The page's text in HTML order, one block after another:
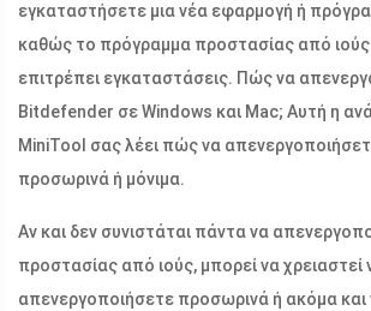
εγκαταστήσετε μια νέα εφαρμογή ή
καθώς το πρόγραμμα προστασίας από ιούς
επιτρέπει εγκαταστάσεις. Πώς να
Bitdefender σε Windows και Mac; Αυτή η
MiniTool σας λέει πώς να
προσωρινά ή μόνιμα.
Αν και δεν συνιστάται πάντα να
προστασίας από ιούς, μπορεί να χρειαστεί
απενεργοποιήσετε προσωρινά ή ακόμα και